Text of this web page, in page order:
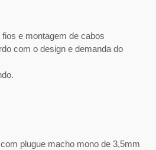
e montagem de cabos
com o design e demanda do
plugue macho mono de 3,5mm